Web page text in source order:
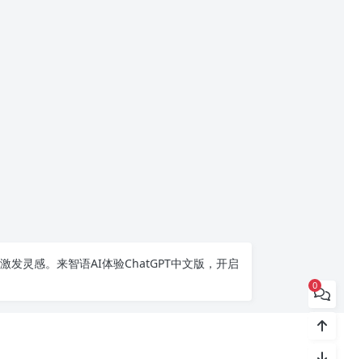
发灵感。来智语AI体验ChatGPT中文版 ，开启
0